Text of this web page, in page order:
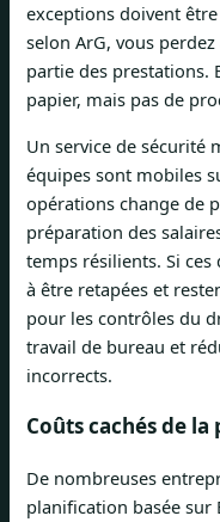
exceptions doivent
selon ArG, vous
partie des prestations.
papier, mais pas de
Un service de sécurité
équipes sont mobiles
opérations change de
préparation des
temps résilients. Si
à être retapées et
pour les contrôles du
travail de bureau et
incorrects.
Coûts cachés de
De nombreuses
planification basée sur